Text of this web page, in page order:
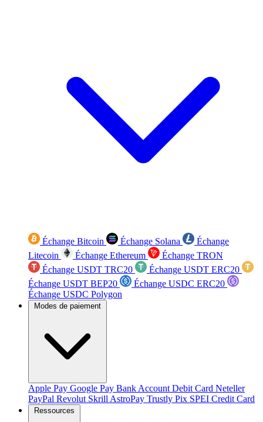
Échange Bitcoin Échange Solana
Échange
Litecoin
Échange Ethereum
Échange TRON
Échange USDT TRC20
Échange USDT ERC20
Échange USDT BEP20
Échange USDC ERC20
Échange USDC Polygon
Modes de paiement
Apple Pay Google Pay Bank Account Debit Card Neteller
PayPal Revolut Skrill AstroPay Trustly Pix SPEI Credit Card
Ressources